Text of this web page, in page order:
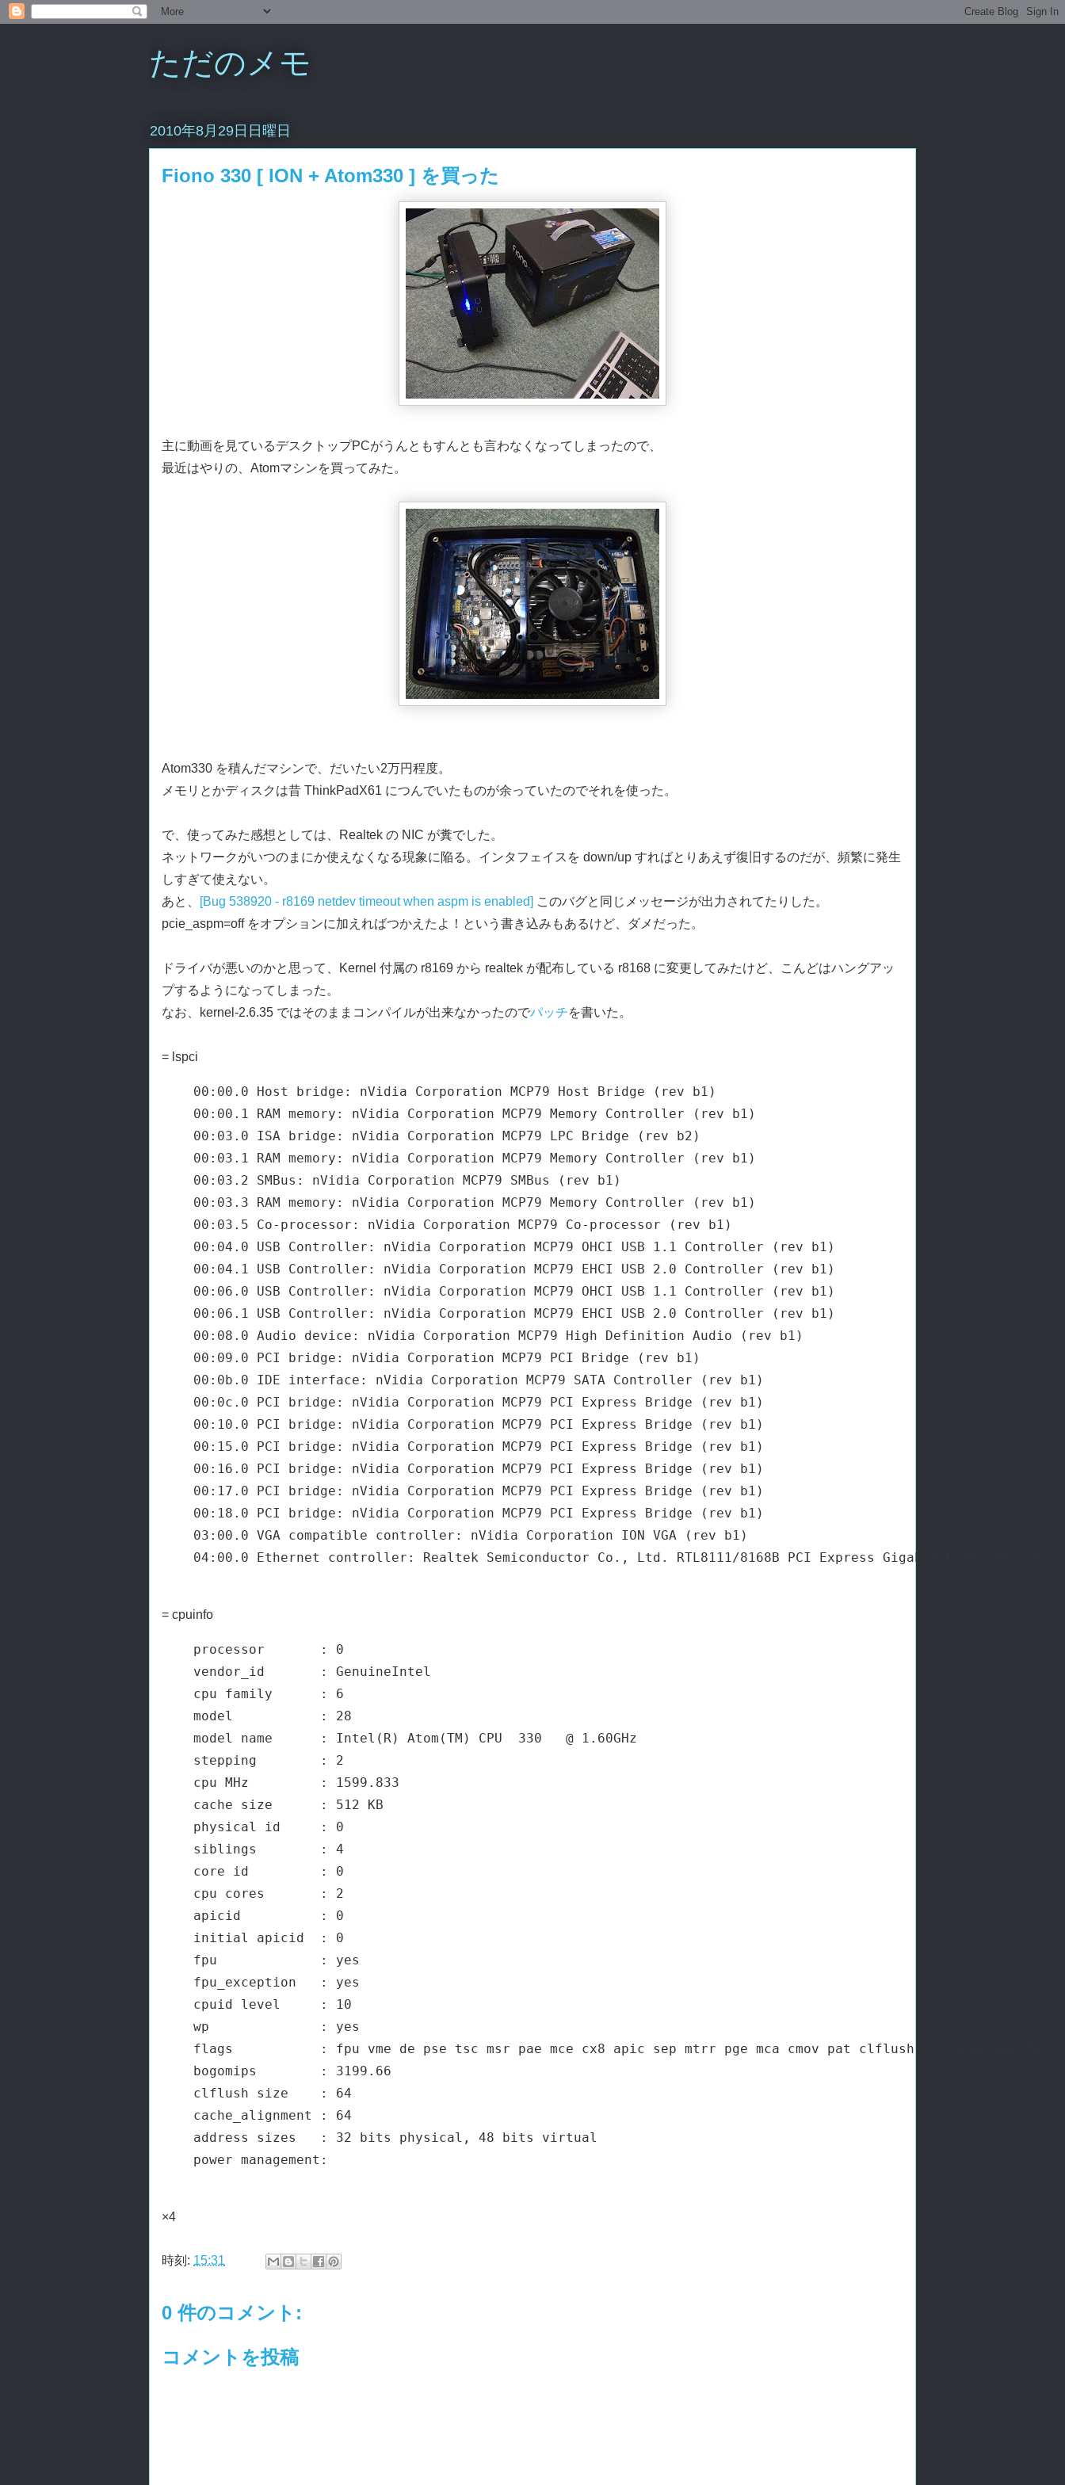
ただのメモ
2010年8月29日日曜日
Fiono 330 [ ION + Atom330 ] を買った
主に動画を見ているデスクトップPCがうんともすんとも言わなくなってしまったので、
最近はやりの、Atomマシンを買ってみた。
Atom330 を積んだマシンで、だいたい2万円程度。
メモリとかディスクは昔 ThinkPadX61 につんでいたものが余っていたのでそれを使った。
で、使ってみた感想としては、Realtek の NIC が糞でした。
ネットワークがいつのまにか使えなくなる現象に陥る。インタフェイスを down/up すればとりあえず復旧するのだが、頻繁に発生
しすぎて使えない。
あと、
[Bug 538920 - r8169 netdev timeout when aspm is enabled] このバグと同じメッセージが出力されてたりした。
pcie_aspm=off をオプションに加えればつかえたよ！という書き込みもあるけど、ダメだった。
ドライバが悪いのかと思って、Kernel 付属の r8169 から realtek が配布している r8168 に変更してみたけど、こんどはハングアッ
プするようになってしまった。
なお、kernel-2.6.35 ではそのままコンパイルが出来なかったのでパッチを書いた。
= lspci
00:00.0 Host bridge: nVidia Corporation MCP79 Host Bridge (rev b1)
00:00.1 RAM memory: nVidia Corporation MCP79 Memory Controller (rev b1)
00:03.0 ISA bridge: nVidia Corporation MCP79 LPC Bridge (rev b2)
00:03.1 RAM memory: nVidia Corporation MCP79 Memory Controller (rev b1)
00:03.2 SMBus: nVidia Corporation MCP79 SMBus (rev b1)
00:03.3 RAM memory: nVidia Corporation MCP79 Memory Controller (rev b1)
00:03.5 Co-processor: nVidia Corporation MCP79 Co-processor (rev b1)
00:04.0 USB Controller: nVidia Corporation MCP79 OHCI USB 1.1 Controller (rev b1)
00:04.1 USB Controller: nVidia Corporation MCP79 EHCI USB 2.0 Controller (rev b1)
00:06.0 USB Controller: nVidia Corporation MCP79 OHCI USB 1.1 Controller (rev b1)
00:06.1 USB Controller: nVidia Corporation MCP79 EHCI USB 2.0 Controller (rev b1)
00:08.0 Audio device: nVidia Corporation MCP79 High Definition Audio (rev b1)
00:09.0 PCI bridge: nVidia Corporation MCP79 PCI Bridge (rev b1)
00:0b.0 IDE interface: nVidia Corporation MCP79 SATA Controller (rev b1)
00:0c.0 PCI bridge: nVidia Corporation MCP79 PCI Express Bridge (rev b1)
00:10.0 PCI bridge: nVidia Corporation MCP79 PCI Express Bridge (rev b1)
00:15.0 PCI bridge: nVidia Corporation MCP79 PCI Express Bridge (rev b1)
00:16.0 PCI bridge: nVidia Corporation MCP79 PCI Express Bridge (rev b1)
00:17.0 PCI bridge: nVidia Corporation MCP79 PCI Express Bridge (rev b1)
00:18.0 PCI bridge: nVidia Corporation MCP79 PCI Express Bridge (rev b1)
03:00.0 VGA compatible controller: nVidia Corporation ION VGA (rev b1)
= cpuinfo
processor       : 0
vendor_id       : GenuineIntel
cpu family      : 6
model           : 28
model name      : Intel(R) Atom(TM) CPU  330   @ 1.60GHz
stepping        : 2
cpu MHz         : 1599.833
cache size      : 512 KB
physical id     : 0
siblings        : 4
core id         : 0
cpu cores       : 2
apicid          : 0
initial apicid  : 0
fpu             : yes
fpu_exception   : yes
cpuid level     : 10
wp              : yes
flags           : fpu vme de pse tsc msr pae mce cx8 apic sep mtrr pge mca cmov pat clflush dts acpi mmx fxsr
bogomips        : 3199.66
clflush size    : 64
cache_alignment : 64
address sizes   : 32 bits physical, 48 bits virtual
×4
時刻: 15:31
0 件のコメント:
コメントを投稿